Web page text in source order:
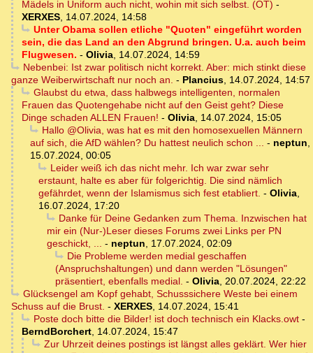
Mädels in Uniform auch nicht, wohin mit sich selbst. (OT) -
XERXES, 14.07.2024, 14:58
Unter Obama sollen etliche "Quoten" eingeführt worden
sein, die das Land an den Abgrund bringen. U.a. auch beim
Flugwesen. - Olivia, 14.07.2024, 14:59
Nebenbei: Ist zwar politisch nicht korrekt. Aber: mich stinkt diese
ganze Weiberwirtschaft nur noch an. - Plancius, 14.07.2024, 14:57
Glaubst du etwa, dass halbwegs intelligenten, normalen
Frauen das Quotengehabe nicht auf den Geist geht? Diese
Dinge schaden ALLEN Frauen! - Olivia, 14.07.2024, 15:05
Hallo @Olivia, was hat es mit den homosexuellen Männern
auf sich, die AfD wählen? Du hattest neulich schon ... - neptun,
15.07.2024, 00:05
Leider weiß ich das nicht mehr. Ich war zwar sehr
erstaunt, halte es aber für folgerichtig. Die sind nämlich
gefährdet, wenn der Islamismus sich fest etabliert. - Olivia,
16.07.2024, 17:20
Danke für Deine Gedanken zum Thema. Inzwischen hat
mir ein (Nur-)Leser dieses Forums zwei Links per PN
geschickt, ... - neptun, 17.07.2024, 02:09
Die Probleme werden medial geschaffen
(Anspruchshaltungen) und dann werden "Lösungen"
präsentiert, ebenfalls medial. - Olivia, 20.07.2024, 22:22
Glücksengel am Kopf gehabt, Schusssichere Weste bei einem
Schuss auf die Brust. - XERXES, 14.07.2024, 15:41
Poste doch bitte die Bilder! ist doch technisch ein Klacks.owt-
BerndBorchert, 14.07.2024, 15:47
Zur Uhrzeit deines postings ist längst alles geklärt. Wer hier